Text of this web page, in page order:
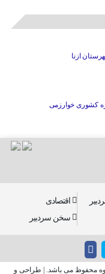
ازنا
کشوری خوارزمی
اقتصادی
سخن سردبیر
محفوظ می باشد. | طراحی و